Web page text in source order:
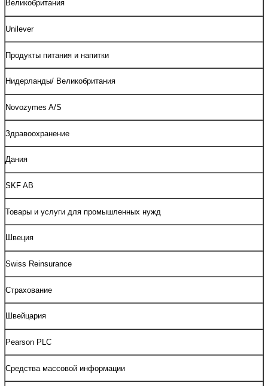
Великобритания
Unilever
Продукты питания и напитки
Нидерланды/ Великобритания
Novozymes A/S
Здравоохранение
Дания
SKF AB
Товары и услуги для промышленных нужд
Швеция
Swiss Reinsurance
Страхование
Швейцария
Pearson PLC
Средства массовой информации